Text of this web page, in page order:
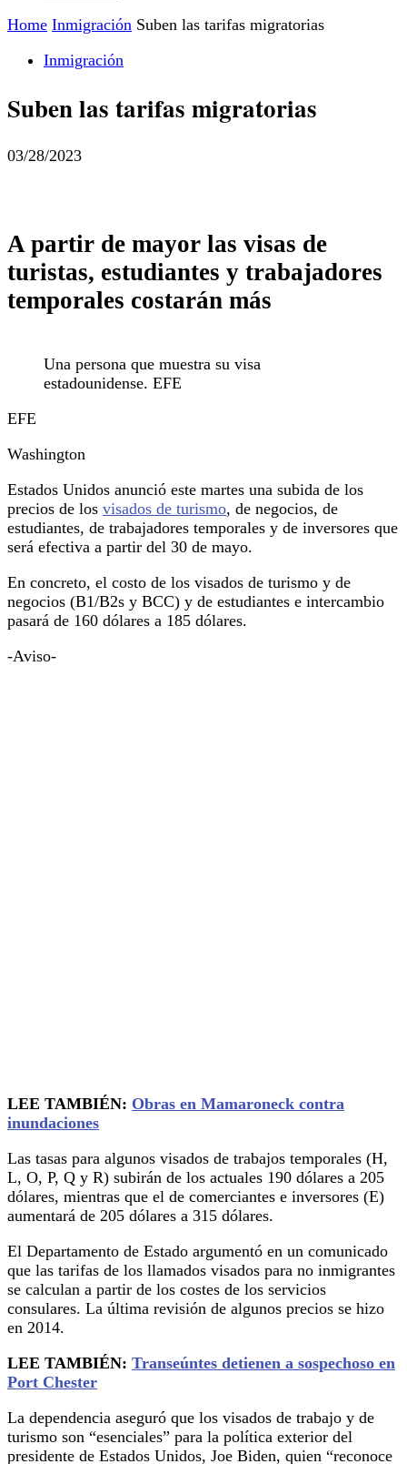
Home Inmigración Suben las tarifas migratorias
Inmigración
Suben las tarifas migratorias
03/28/2023
A partir de mayor las visas de
turistas, estudiantes y trabajadores
temporales costarán más
Una persona que muestra su visa
estadounidense. EFE
EFE
Washington
Estados Unidos anunció este martes una subida de los
precios de los visados de turismo, de negocios, de
estudiantes, de trabajadores temporales y de inversores que
será efectiva a partir del 30 de mayo.
En concreto, el costo de los visados de turismo y de
negocios (B1/B2s y BCC) y de estudiantes e intercambio
pasará de 160 dólares a 185 dólares.
-Aviso-
LEE TAMBIÉN: Obras en Mamaroneck contra
inundaciones
Las tasas para algunos visados de trabajos temporales (H,
L, O, P, Q y R) subirán de los actuales 190 dólares a 205
dólares, mientras que el de comerciantes e inversores (E)
aumentará de 205 dólares a 315 dólares.
El Departamento de Estado argumentó en un comunicado
que las tarifas de los llamados visados para no inmigrantes
se calculan a partir de los costes de los servicios
consulares. La última revisión de algunos precios se hizo
en 2014.
LEE TAMBIÉN: Transeúntes detienen a sospechoso en
Port Chester
La dependencia aseguró que los visados de trabajo y de
turismo son “esenciales” para la política exterior del
presidente de Estados Unidos, Joe Biden, quien “reconoce